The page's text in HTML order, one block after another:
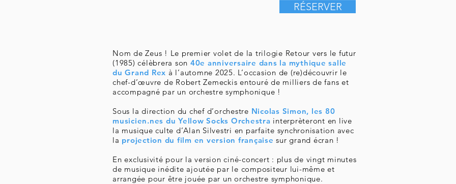
RÉSERVER
Nom de Zeus ! Le premier volet de la trilogie Retour vers le futur
(1985) célèbrera son 40e anniversaire dans la mythique salle
du Grand Rex à l’automne 2025. L’occasion de (re)découvrir le
chef-d’œuvre de Robert Zemeckis entouré de milliers de fans et
accompagné par un orchestre symphonique !
Sous la direction du chef d’orchestre Nicolas Simon, les 80
musicien.nes du Yellow Socks Orchestra interprèteront en live
la musique culte d’Alan Silvestri en parfaite synchronisation avec
la projection du film en version française sur grand écran !
En exclusivité pour la version ciné-concert : plus de vingt minutes
de musique inédite ajoutée par le compositeur lui-même et
arrangée pour être jouée par un orchestre symphonique.